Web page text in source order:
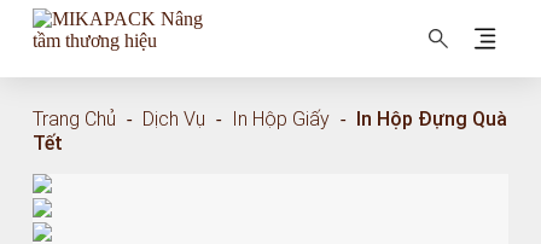
MIKAPACK Nâng tầm thương hiệu
Trang Chủ - Dịch Vụ - In Hộp Giấy - In Hộp Đựng Quà
Tết